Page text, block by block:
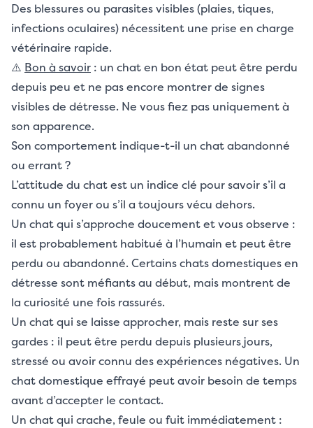
Des blessures ou parasites visibles (plaies, tiques,
infections oculaires) nécessitent une prise en charge
vétérinaire rapide.
⚠️ Bon à savoir : un chat en bon état peut être perdu
depuis peu et ne pas encore montrer de signes
visibles de détresse. Ne vous fiez pas uniquement à
son apparence.
Son comportement indique-t-il un chat abandonné
ou errant ?
L’attitude du chat est un indice clé pour savoir s’il a
connu un foyer ou s’il a toujours vécu dehors.
Un chat qui s’approche doucement et vous observe :
il est probablement habitué à l’humain et peut être
perdu ou abandonné. Certains chats domestiques en
détresse sont méfiants au début, mais montrent de
la curiosité une fois rassurés.
Un chat qui se laisse approcher, mais reste sur ses
gardes : il peut être perdu depuis plusieurs jours,
stressé ou avoir connu des expériences négatives. Un
chat domestique effrayé peut avoir besoin de temps
avant d’accepter le contact.
Un chat qui crache, feule ou fuit immédiatement :